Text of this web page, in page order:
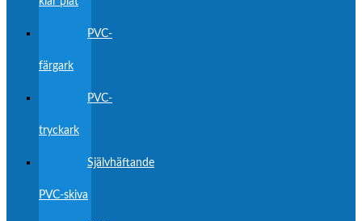
PVC-
färgark
PVC-
tryckark
Självhäftande
PVC-skiva